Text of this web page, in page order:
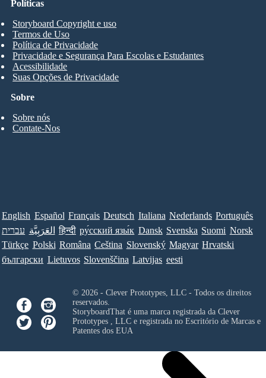
Sobre
Sobre nós
Contate-Nos
Políticas
Storyboard Copyright e uso
Termos de Uso
Política de Privacidade
Privacidade e Segurança Para Escolas e Estudantes
Acessibilidade
Suas Opções de Privacidade
English Español Français Deutsch Italiana Nederlands Português
עברית العَرَبِيَّة हिन्दी ру́сский язы́к Dansk Svenska Suomi Norsk
Türkçe Polski Româna Ceština Slovenský Magyar Hrvatski
български Lietuvos Slovenščina Latvijas eesti
© 2026 - Clever Prototypes, LLC - Todos os direitos
reservados.
StoryboardThat é uma marca registrada da Clever
Prototypes , LLCe registrada no Escritório de Marcas e
Patentes dos EUA